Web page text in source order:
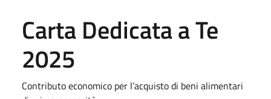
Carta Dedicata a Te
2025
Contributo economico per l’acquisto di beni alimentari